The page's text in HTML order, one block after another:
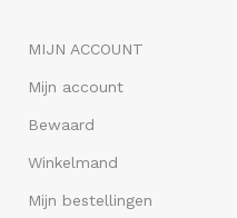
MIJN ACCOUNT
Mijn account
Bewaard
Winkelmand
Mijn bestellingen